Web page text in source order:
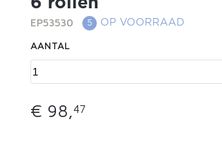
EP53530 5 OP VOORRAAD
AANTAL
€ 98,47